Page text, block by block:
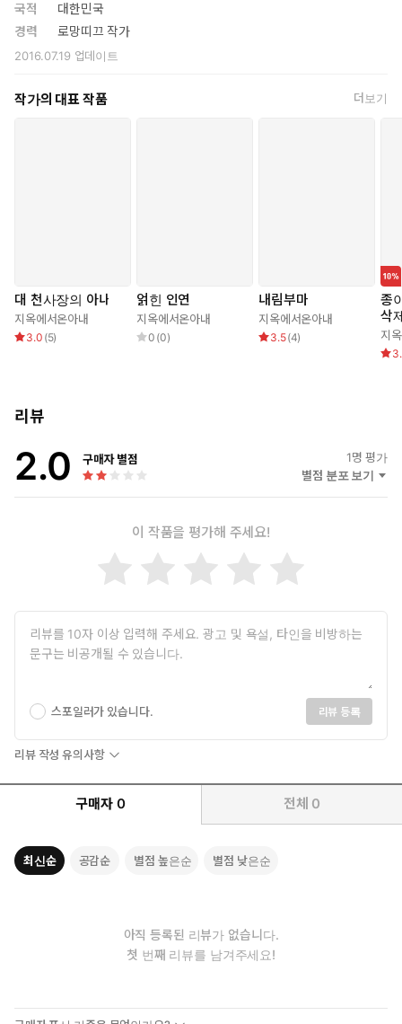
국적
대한민국
경력
로망띠끄 작가
2016.07.19 업데이트
작가의 대표 작품 더보기
대 천사장의 아내
지옥에서온아내
3.0 (5)
얽힌 인연
지옥에서온아내
0 (0)
내림부마
지옥에서온아내
3.5(4)
종
삭
지
리뷰
2.0 구매자 별점 1명 평가
별점 분포 보기
이 작품을 평가해 주세요!
스포일러가 있습니다. 리뷰 등록
리뷰 작성 유의사항
구매자 0 전체 0
최신순 공감순 별점 높은순 별점 낮은순
아직 등록된 리뷰가 없습니다.
첫 번째 리뷰를 남겨주세요!